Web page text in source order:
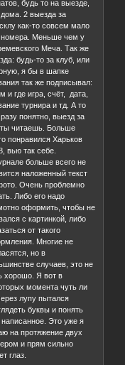
будь то на выезде,
2 выезда за
как-то совсем мало
номера. Меньше чем у
Меча. Так же
будь-то за клуб, или
я бы в шапке
так же подписывал:
и где игра, счёт, дата,
турнира и тд. А то
понятно, выезд за
ты читаешь. Больше
понравился Харьков
вью так себе.
больше всего не
наложенный текст
Очень проблемно
Либо его надо
оформить, чтобы не
с картинкой, либо
от такого
Многие не
но в
случаев, это не
хорошо. Я вот в
момента чуть ли
лупу пытался
буквы и понять
Это уже я
на протяжение двух
и прям сильно
глаз.